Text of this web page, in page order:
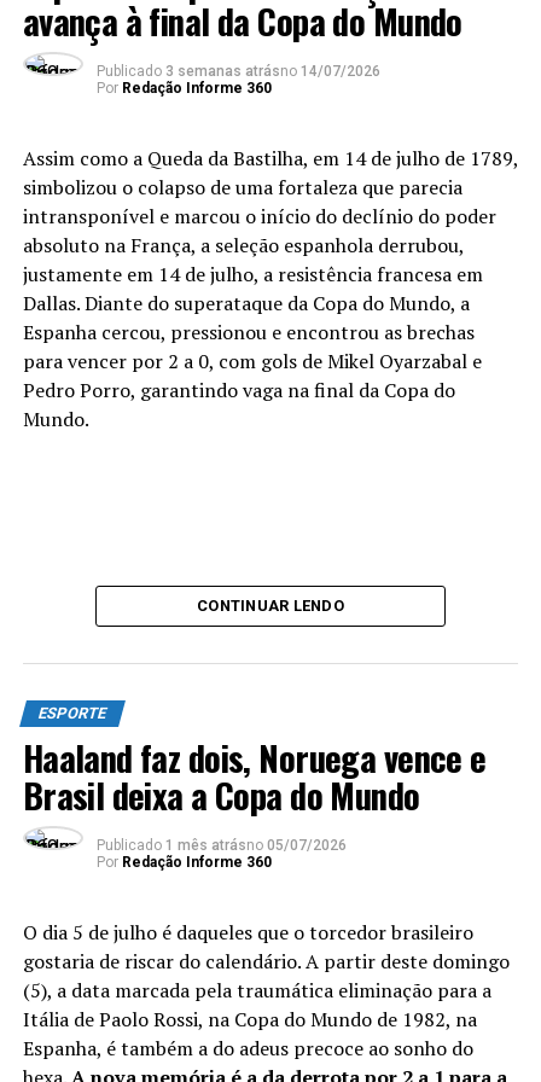
de reservas. Mas, Ferran Torres e Iniesta têm algo em
comum. No momento em que decidiram a Copa para a
Espanha, ambos representavam o Barcelona. Ao
contrário do ex-meio-campista, revelado no clube
passou pelo Manchester City (Inglaterra) antes de
chegar ao Barça.
Com a sexta menor média de idade da Copa (26,2), a
Fúria deixou um recado claro para 2030, quandoserá
uma das sedes: é favorita para buscar o tri.Afinal,
possui nomes como os meias Gavi e Pedri e o atacante
Nico Williams – que sequer terão completado 30 anos –
a caminho do terceiro Mundial. Mesmo os veteranos do
elenco, como o volante Rodri (terá 34 anos) ou o lateral
Detalhe: o brasileiro nem a campo foi naquela
campanha, enquanto Yamal é simplesmente a
discreta neste domingo. O craque se tornou,
também, o quarto mais novo da história a vencer
uma Copa. O líder da estatística? Pelé, na Suécia, em
1958, com 17 anos e 249 dias.
avança à final da Copa do Mundo
Publicado 3 semanas atrásno 14/07/2026
Por Redação Informe 360
Assim como a Queda da Bastilha, em 14 de julho de 1789,
simbolizou o colapso de uma fortaleza que parecia
intransponível e marcou o início do declínio do poder
absoluto na França, a seleção espanhola derrubou,
justamente em 14 de julho, a resistência francesa em
Dallas. Diante do superataque da Copa do Mundo, a
Espanha cercou, pressionou e encontrou as brechas
para vencer por 2 a 0, com gols de Mikel Oyarzabal e
Pedro Porro, garantindo vaga na final da Copa do
Mundo.
CONTINUAR LENDO
ESPORTE
Haaland faz dois, Noruega vence e
Brasil deixa a Copa do Mundo
Publicado 1 mês atrásno 05/07/2026
Por Redação Informe 360
O dia 5 de julho é daqueles que o torcedor brasileiro
gostaria de riscar do calendário. A partir deste domingo
(5), a data marcada pela traumática eliminação para a
Itália de Paolo Rossi, na Copa do Mundo de 1982, na
Espanha, é também a do adeus precoce ao sonho do